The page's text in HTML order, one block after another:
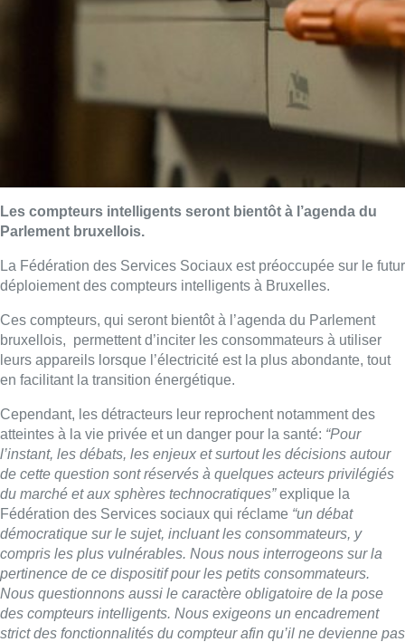
Les compteurs intelligents seront bientôt à l’agenda du
Parlement bruxellois.
La Fédération des Services Sociaux est préoccupée sur le futur
déploiement des compteurs intelligents à Bruxelles.
Ces compteurs, qui seront bientôt à l’agenda du Parlement
bruxellois, permettent d’inciter les consommateurs à utiliser
leurs appareils lorsque l’électricité est la plus abondante, tout
en facilitant la transition énergétique.
Cependant, les détracteurs leur reprochent notamment des
atteintes à la vie privée et un danger pour la santé: “Pour
l’instant, les débats, les enjeux et surtout les décisions autour
de cette question sont réservés à quelques acteurs privilégiés
du marché et aux sphères technocratiques”explique la
Fédération des Services sociaux qui réclame “un débat
démocratique sur le sujet, incluant les consommateurs, y
compris les plus vulnérables. Nous nous interrogeons sur la
pertinence de ce dispositif pour les petits consommateurs.
Nous questionnons aussi le caractère obligatoire de la pose
des compteurs intelligents. Nous exigeons un encadrement
strict des fonctionnalités du compteur afin qu’il ne devienne pas